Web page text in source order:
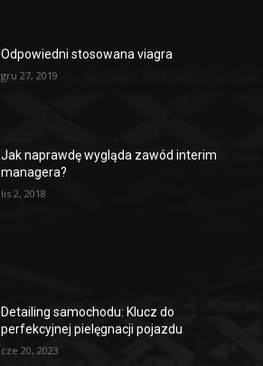
Odpowiedni stosowana viagra
gru 27, 2019
Jak naprawdę wygląda zawód interim
managera?
lis 2, 2018
Detailing samochodu: Klucz do
perfekcyjnej pielęgnacji pojazdu
cze 20, 2023